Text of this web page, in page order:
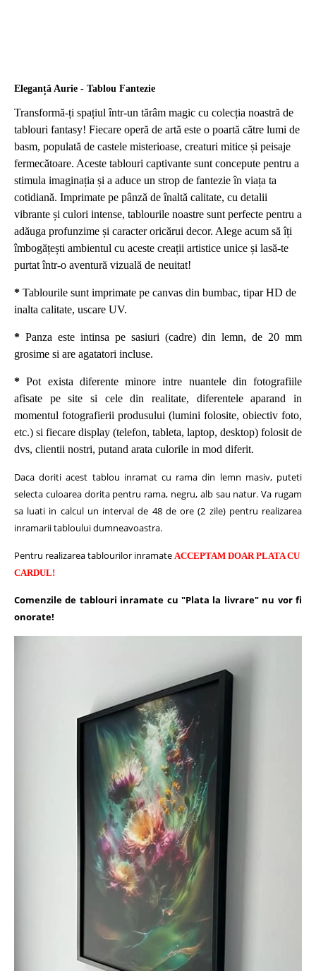
Eleganță Aurie - Tablou Fantezie
Transformă-ți spațiul într-un tărâm magic cu colecția noastră de
tablouri fantasy! Fiecare operă de artă este o poartă către lumi de
basm, populată de castele misterioase, creaturi mitice și peisaje
fermecătoare. Aceste tablouri captivante sunt concepute pentru a
stimula imaginația și a aduce un strop de fantezie în viața ta
cotidiană. Imprimate pe pânză de înaltă calitate, cu detalii
vibrante și culori intense, tablourile noastre sunt perfecte pentru a
adăuga profunzime și caracter oricărui decor. Alege acum să îți
îmbogățești ambientul cu aceste creații artistice unice și lasă-te
purtat într-o aventură vizuală de neuitat!
* Tablourile sunt imprimate pe canvas din bumbac, tipar HD de
inalta calitate, uscare UV.
* Panza este intinsa pe sasiuri (cadre) din lemn, de 20 mm
grosime si are agatatori incluse.
*Pot exista diferente minore intre nuantele din fotografiile
afisate pe site si cele din realitate, diferentele aparand in
momentul fotografierii produsului (lumini folosite, obiectiv foto,
etc.) si fiecare display (telefon, tableta, laptop, desktop) folosit de
dvs, clientii nostri, putand arata culorile in mod diferit.
Daca doriti acest tablou inramat cu rama din lemn masiv, puteti
selecta culoarea dorita pentru rama, negru, alb sau natur. Va rugam
sa luati in calcul un interval de 48 de ore (2 zile) pentru realizarea
inramarii tabloului dumneavoastra.
Pentru realizarea tablourilor inramate ACCEPTAM DOAR PLATA CU
CARDUL!
Comenzile de tablouri inramate cu "Plata la livrare" nu vor fi
onorate!